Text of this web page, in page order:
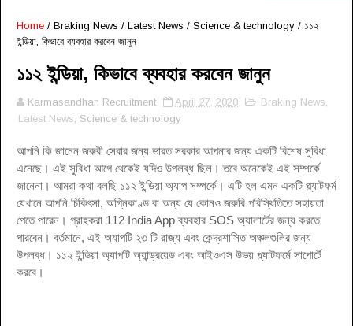
Home / Braking News / Latest News / Science & technology / ১১২
ইন্ডিয়া, কিভাবে ব্যবহার করবেন জানুন
১১২ ইন্ডিয়া, কিভাবে ব্যবহার করবেন জানুন
Karmasandhan Recruitment April 27, 2020 Braking News
Latest News , Science & technology
আপনি কি জানেন জরুরী সেবার জন্য ভারত সরকার আপনার জন্য একটি বিশেষ সুবিধা
এনেছে। এই সুবিধা আগে থেকেই যদিও উপলব্ধ ছিল। তবে অনেকেই এই সম্পর্কে
জানেনা। আমরা কথা বলছি ১১২ ইন্ডিয়া অ্যাপ সম্পর্কে। এটি হল এমন একটি প্ল্যাটফর্ম
যেখানে আপনি চিকিৎসা, অগ্নিকাণ্ড বা অন্য যে কোনও জরুরি পরিস্থিতিতে সহায়তা
পেতে পারেন। গ্রাহকরা 112 India App ব্যবহার SOS অ্যালার্টের জন্য করতে
পারবেন। বর্তমানে, এই অ্যাপটি ২৩ টি রাজ্য এবং কেন্দ্রশাসিত অঞ্চলগুলির জন্য
উপলব্ধ। ১১২ ইন্ডিয়া অ্যাপটি অ্যান্ড্রয়েড এবং আইওএস উভয় প্ল্যাটফর্মে সাপোর্টে
করবে।